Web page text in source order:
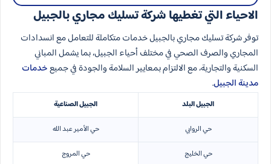
الاحياء التي تغطيها شركة تسليك مجاري بالجبيل
توفر شركة تسليك مجاري بالجبيل خدمات متكاملة للتعامل مع انسدادات
المجاري والصرف الصحي في مختلف أحياء الجبيل، بما يشمل المباني
السكنية والتجارية، مع الالتزام بمعايير السلامة والجودة في جميعخدمات
مدينة الجبيل.
الجبيل البلد
الجبيل الصناعية
حي الروابي
حي الأمير عبد الله
حي الخليج
حي المروج